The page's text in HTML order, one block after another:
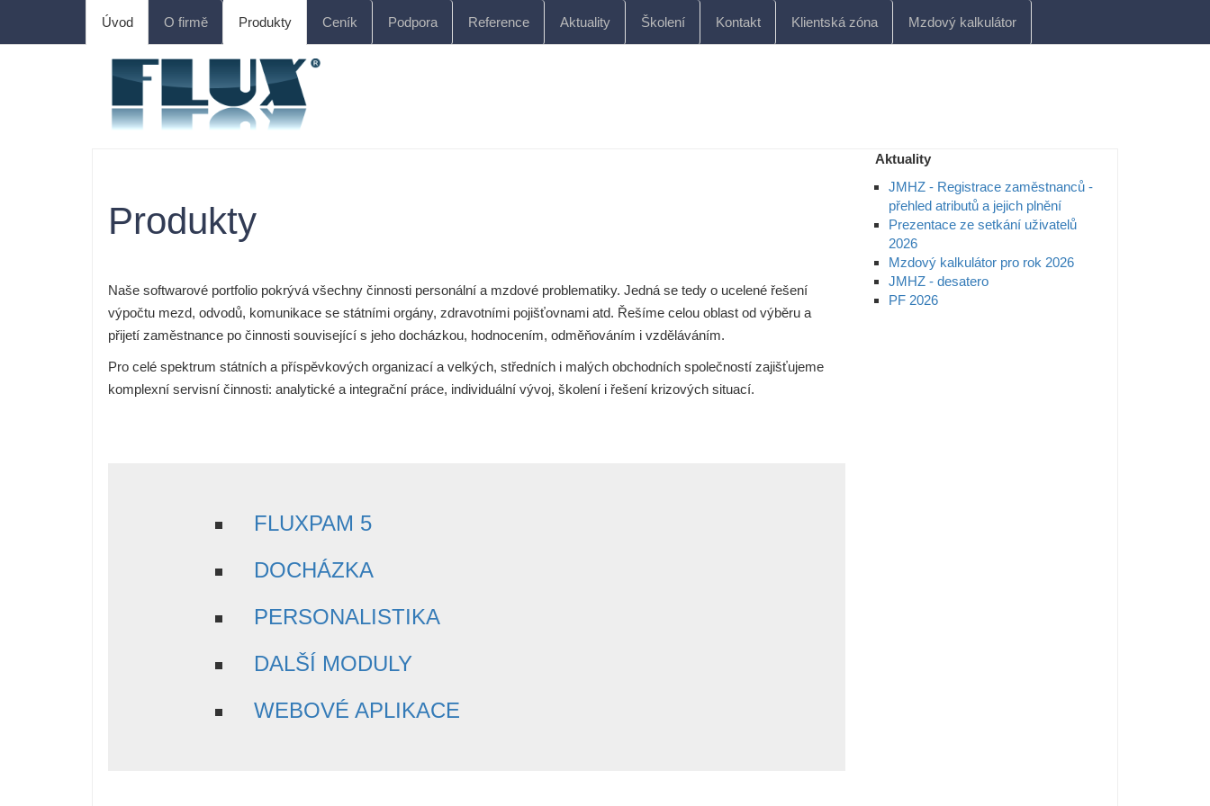
Úvod O firmě Produkty Ceník Podpora Reference Aktuality Školení Kontakt Klientská zóna Mzdový kalkulátor
Produkty
Naše softwarové portfolio pokrývá všechny činnosti personální a mzdové problematiky. Jedná se tedy o ucelené řešení
výpočtu mezd, odvodů, komunikace se státními orgány, zdravotními pojišťovnami atd. Řešíme celou oblast od výběru a
přijetí zaměstnance po činnosti související s jeho docházkou, hodnocením, odměňováním i vzděláváním.
Pro celé spektrum státních a příspěvkových organizací a velkých, středních i malých obchodních společností zajišťujeme
komplexní servisní činnosti: analytické a integrační práce, individuální vývoj, školení i řešení krizových situací.
FLUXPAM 5
DOCHÁZKA
PERSONALISTIKA
DALŠÍ MODULY
WEBOVÉ APLIKACE
Aktuality
JMHZ - Registrace zaměstnanců -
přehled atributů a jejich plnění
Prezentace ze setkání uživatelů
2026
Mzdový kalkulátor pro rok 2026
JMHZ - desatero
PF 2026